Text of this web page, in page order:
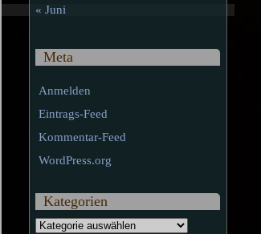
« Juni
Meta
Anmelden
Eintrags-Feed
Kommentar-Feed
WordPress.org
Kategorien
Kategorien